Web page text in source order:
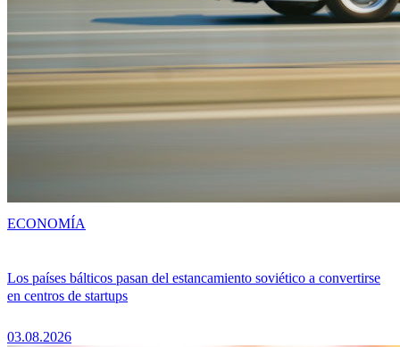
Los países bálticos pasan del estancamiento soviético a convertirse
en centros de startups
03.08.2026
ECONOMÍA